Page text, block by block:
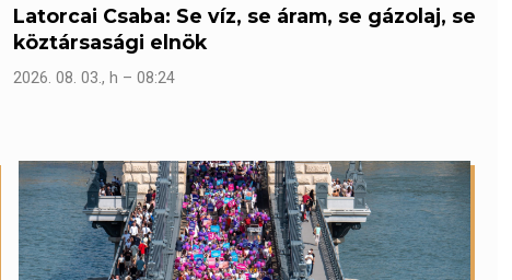
Latorcai Csaba: Se víz, se áram, se gázolaj, se
köztársasági elnök
2026. 08. 03., h – 08:24